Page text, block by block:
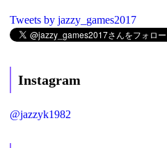
Tweets by jazzy_games2017
Instagram
@jazzyk1982